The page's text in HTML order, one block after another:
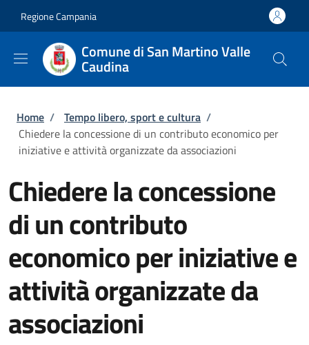
Regione Campania
Comune di San Martino Valle
Caudina
Briciole di pane
Home / Tempo libero, sport e cultura /
Chiedere la concessione di un contributo economico per
iniziative e attività organizzate da associazioni
Chiedere la concessione
di un contributo
economico per iniziative e
attività organizzate da
associazioni